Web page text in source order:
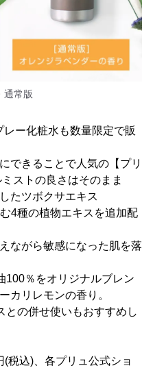
通常版
ー化粧水も数量限定で販
できることで人気の【プリ
ストの良さはそのまま
たツボクサエキス
4種の植物エキスを追加配
ながら敏感になった肌を落
100％をオリジナルブレン
カリレモンの香り。
との併せ使いもおすすめし
税込)、各プリュ公式ショ